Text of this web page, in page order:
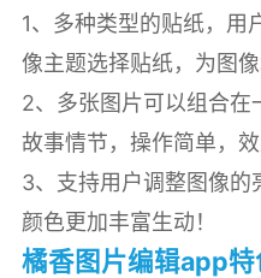
1、多种类型的贴纸，用
像主题选择贴纸，为图像
2、多张图片可以组合在
故事情节，操作简单，效
3、支持用户调整图像的
颜色更加丰富生动！
橘香图片编辑app特